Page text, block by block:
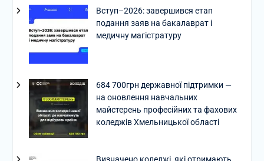
Вступ–2026: завершився етап
подання заяв на бакалаврат і
медичну магістратуру
684 700грн державної підтримки —
на оновлення навчальних
майстерень професійних та фахових
коледжів Хмельницької області